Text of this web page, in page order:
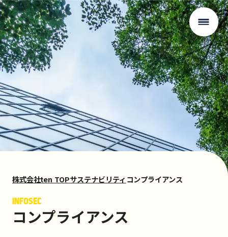
株式会社ten TOPサステナビリティ コンプライアンス
INFOSEC
コンプライアンス